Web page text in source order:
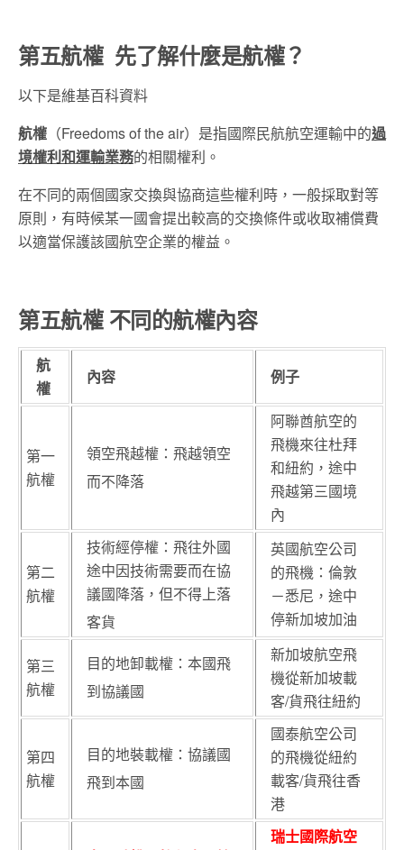
第五航權 先了解什麼是航權？
以下是維基百科資料
航權 （Freedoms of the air）是指國際民航航空運輸中的過
境權利和運輸業務的相關權利。
在不同的兩個國家交換與協商這些權利時，一般採取對等
原則，有時候某一國會提出較高的交換條件或收取補償費
以適當保護該國航空企業的權益。
第五航權 不同的航權內容
航
權
內容 例子
第一
航權
領空飛越權：飛越領空
而不降落
阿聯酋航空的
飛機來往杜拜
和紐約，途中
飛越第三國境
內
第二
航權
技術經停權：飛往外國
途中因技術需要而在協
議國降落，但不得上落
客貨
英國航空公司
的飛機：倫敦
－悉尼，途中
停新加坡加油
第三
航權
目的地卸載權：本國飛
到協議國
新加坡航空飛
機從新加坡載
客/貨飛往紐約
第四
航權
目的地裝載權：協議國
飛到本國
國泰航空公司
的飛機從紐約
載客/貨飛往香
港
瑞士國際航空